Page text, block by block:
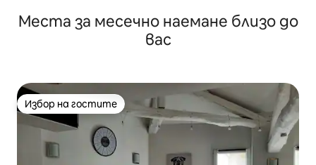
Места за месечно наемане близо до
вас
Избор на гостите
Избор на гостите